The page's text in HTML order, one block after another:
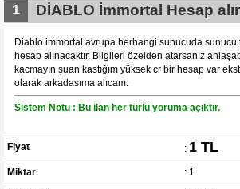
1 DİABLO İmmortal Hesap
Diablo immortal avrupa herhangi sunucuda sunucu
hesap alınacaktır. Bilgileri özelden atarsanız
kacmayın şuan kastığım yüksek cr bir hesap var
olarak arkadasıma alıcam.
Sistem Notu : Bu ilan her türlü yoruma açıktır.
Fiyat : 1 TL
Miktar : 1